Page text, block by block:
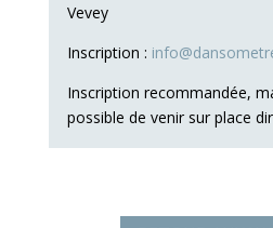
Vevey
Inscription :
Inscription recommandée,
possible de venir sur place